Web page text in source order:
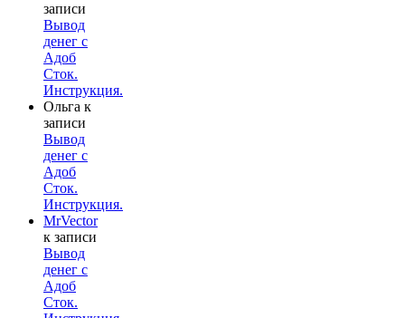
записи
Вывод
денег с
Адоб
Сток.
Инструкция.
Ольга к
записи
Вывод
денег с
Адоб
Сток.
Инструкция.
MrVector
к записи
Вывод
денег с
Адоб
Сток.